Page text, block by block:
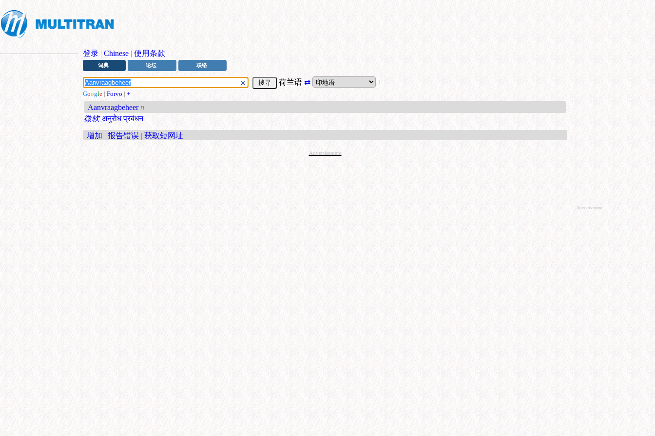
登录 | Chinese | 使用条款
词典 论坛 联络
荷兰语 ⇄ +
Google | Forvo | +
Aanvraagbeheer n
微软 अनुरोध प्रबंधन
增加 | 报告错误 | 获取短网址
Advertisement
Advertisement